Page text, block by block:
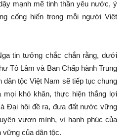
mạnh mẽ tinh thần yêu nước, ý
cống hiến trong mỗi người Việt
tin tưởng chắc chắn rằng, dưới
Tô Lâm và Ban Chấp hành Trung
tộc Việt Nam sẽ tiếp tục chung
khó khăn, thực hiện thắng lợi
Đại hội đề ra, đưa đất nước vững
vươn mình, vì hạnh phúc của
vững của dân tộc.